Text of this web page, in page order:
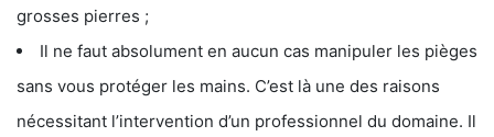
grosses pierres ;
Il ne faut absolument en aucun cas manipuler les pièges
sans vous protéger les mains. C’est là une des raisons
nécessitant l’intervention d’un professionnel du domaine. Il